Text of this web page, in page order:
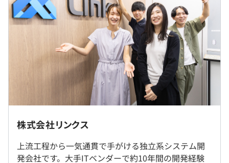
え、案件のスムーズな進行をサポートします。
・経験と実力を積み重ねていくことで、通信系／金融系／
製造系／ゲーム／SNSなど、多彩な業界の案件の中から挑
戦したいものを選択できるため、キャリアの幅を拡大でき
ます。
・全工程に携われるので、自分の開発したサービスが世の
中で役立つ瞬間に立ち会うことができます。
・徹底的に顧客に向き合い、技術力を磨いていく会社なの
で、ものづくりが大好きな仲間とともに成長していく過程
本社（新宿区）もしくはお客様先での勤務となります。常
駐先は東京23区内です。
※転居を伴う転勤はありません。
・交通費支給
は年収提示額を保証するものではありません）
休憩時間：12：00〜13：00（60分）
株式会社リンクス
上流工程から一気通貫で手がける独立系システム開
発会社です。大手ITベンダーで約10年間の開発経験